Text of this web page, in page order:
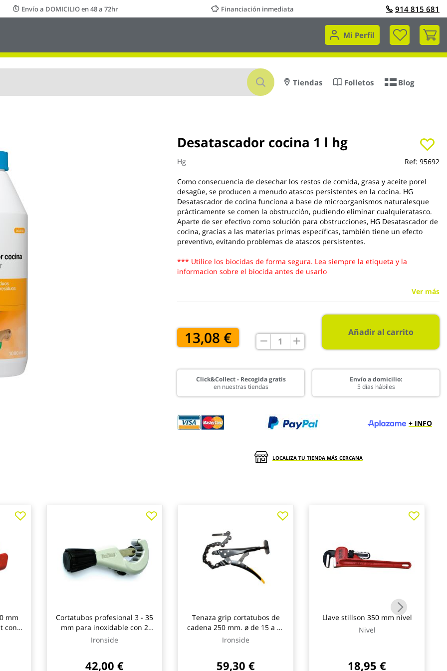
Envío a DOMICILIO en 48 a 72hr Financiación inmediata 914 815 681
Mi Perfil
Mi
Buscar
Tiendas Folletos Blog
Desatascador cocina 1 l hg
Hg Ref: 95692
Como consecuencia de desechar los restos de comida, grasa y aceite porel
desagüe, se producen a menudo atascos persistentes en la cocina. HG
Desatascador de cocina funciona a base de microorganismos naturalesque
prácticamente se comen la obstrucción, pudiendo eliminar cualquieratasco.
Aparte de ser efectivo como solución para obstrucciones, HG Desatascador de
cocina, gracias a las materias primas específicas, también tiene un efecto
preventivo, evitando problemas de atascos persistentes.
*** Utilice los biocidas de forma segura. Lea siempre la etiqueta y la
informacion sobre el biocida antes de usarlo
Ver más
13,08 € Añadir al carrito
Click&Collect - Recogida gratis
en nuestras tiendas
Envío a domicilio:
5 días hábiles
+ INFO
LOCALIZA TU TIENDA MÁS CERCANA
mm
con 2
Cortatubos profesional 3 - 35
mm para inoxidable con 2
cuchillas de 19 x 5 mm
Ironside
42,00 €
Tenaza grip cortatubos de
cadena 250 mm. ø de 15 a 75
mm. ironside
Ironside
59,30 €
Llave stillson 350 mm nivel
Nivel
18,95 €